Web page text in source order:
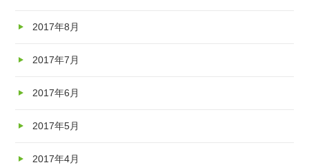
2017年8月
2017年7月
2017年6月
2017年5月
2017年4月